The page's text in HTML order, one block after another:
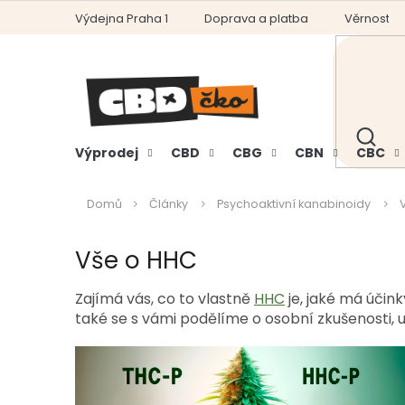
Výdejna Praha 1 Doprava a platba Věrnostní
HLEDAT
Výprodej CBD CBG CBN CBC
Domů Články Psychoaktivní kanabinoidy
Vše o HHC
Zajímá vás, co to vlastně HHC je, jaké má
také se s vámi podělíme o osobní